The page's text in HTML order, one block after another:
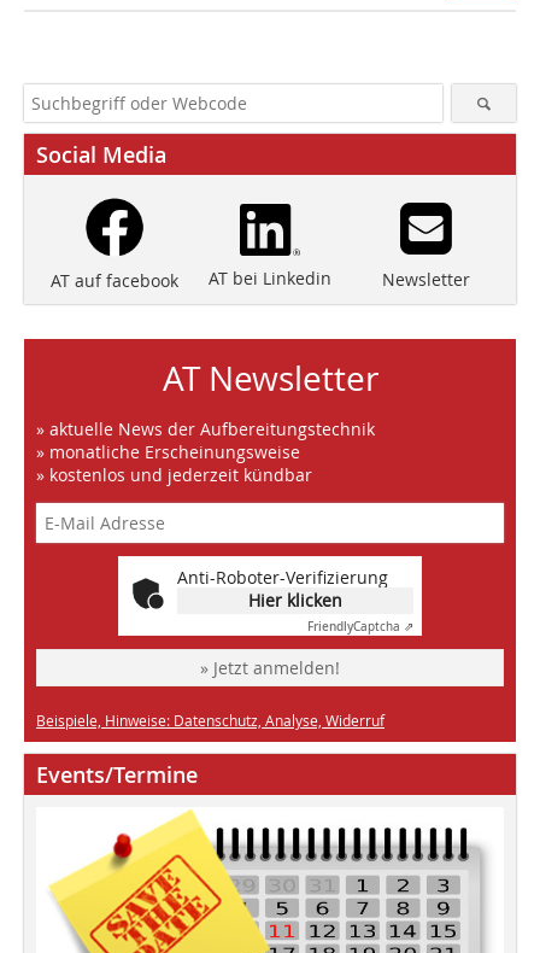
Social Media
AT auf facebook AT bei Linkedin Newsletter
AT Newsletter
» aktuelle News der Aufbereitungstechnik
» monatliche Erscheinungsweise
» kostenlos und jederzeit kündbar
Anti-Roboter-Verifizierung
Hier klicken
FriendlyCaptcha ⇗
» Jetzt anmelden!
Beispiele, Hinweise: Datenschutz, Analyse, Widerruf
Events/Termine